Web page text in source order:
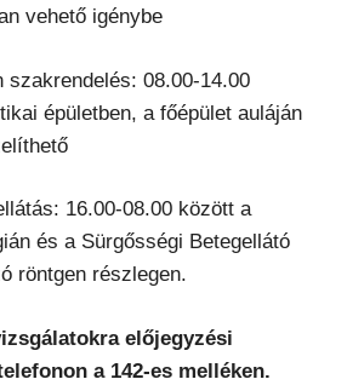
vehető igénybe
szakrendelés: 08.00-14.00
épületben, a főépület auláján
16.00-08.00 között a
és a Sürgősségi Betegellátó
röntgen részlegen.
előjegyzési
a 142-es melléken.